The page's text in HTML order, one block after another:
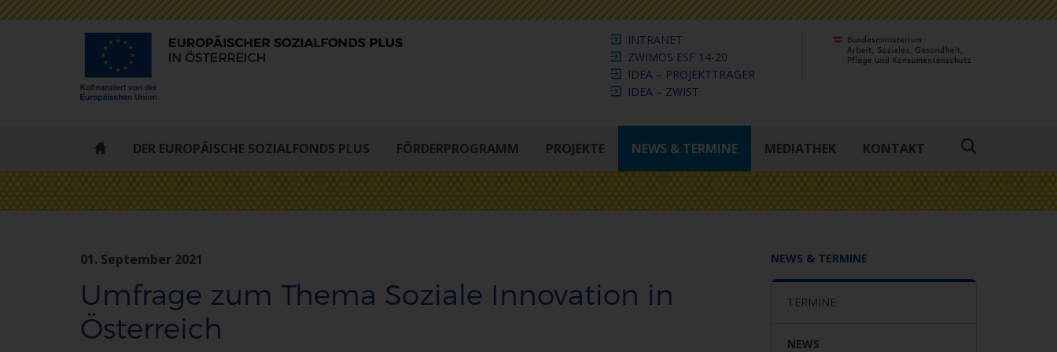
INTRANET
ZWIMOS ESF 14-20
IDEA – PROJEKTTRÄGER
IDEA – ZWIST
ESF
STARTSEITE
DER EUROPÄISCHE SOZIALFONDS PLUS FÖRDERPROGRAMM PROJEKTE NEWS & TERMINE MEDIATHEK KONTAKT
Suche
01. September 2021
Umfrage zum Thema Soziale Innovation in
Österreich
NEWS & TERMINE
TERMINE
NEWS